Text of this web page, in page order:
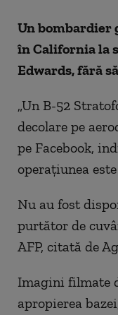
Un bombardier
în California la
Edwards, fără
„Un B-52
decolare pe
pe Facebook,
operaţiunea
Nu au fost
purtător de
AFP, citată de
Imagini filmate
apropierea